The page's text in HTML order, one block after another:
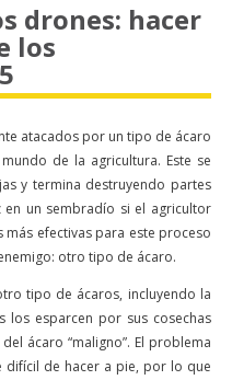
drones: hacer
los
atacados por un tipo de ácaro
de la agricultura. Este se
y termina destruyendo partes
en un sembradío si el agricultor
efectivas para este proceso
otro tipo de ácaro.
tipo de ácaros, incluyendo la
esparcen por sus cosechas
ácaro “maligno”. El problema
difícil de hacer a pie, por lo que